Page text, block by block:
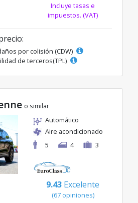
Incluye tasas e
impuestos. (VAT)
por colisión (CDW)
de terceros(TPL)
o similar
Automático
Aire acondicionado
5
4 3
9.43 Excelente
(67 opiniones)